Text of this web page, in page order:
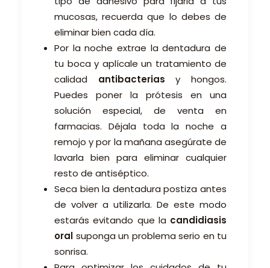
mucosas, recuerda que lo debes de
eliminar bien cada día.
Por la noche extrae la dentadura de
tu boca y aplícale un tratamiento de
calidad antibacteriasy hongos.
Puedes poner la prótesis en una
solución especial, de venta en
farmacias. Déjala toda la noche a
remojo y por la mañana asegúrate de
lavarla bien para eliminar cualquier
resto de antiséptico.
Seca bien la dentadura postiza antes
de volver a utilizarla. De este modo
estarás evitando que la candidiasis
oral suponga un problema serio en tu
sonrisa.